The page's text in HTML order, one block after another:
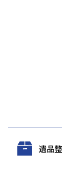
遺品